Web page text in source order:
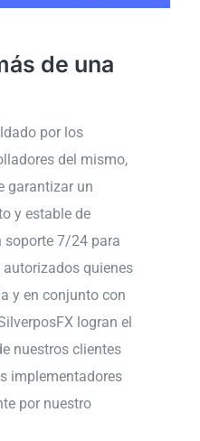
de una
por los
del mismo,
garantizar un
y estable de
soporte 7/24 para
quienes
y en conjunto con
logran el
nuestros clientes
implementadores
por nuestro